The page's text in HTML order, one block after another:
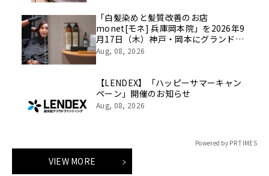
「白髪染めと髪質改善のお店
monet[モネ] 兵庫岡本院」を2026年9
月17日（木）神戸・岡本にグランドオ
ープン｜monet兵庫県初出店
Aug, 08, 2026
【LENDEX】「ハッピーサマーキャン
ペーン」開催のお知らせ
Aug, 08, 2026
Powered by PR TIMES
VIEW MORE